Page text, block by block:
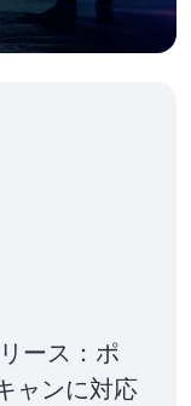
ース：ポ
ャンに対応